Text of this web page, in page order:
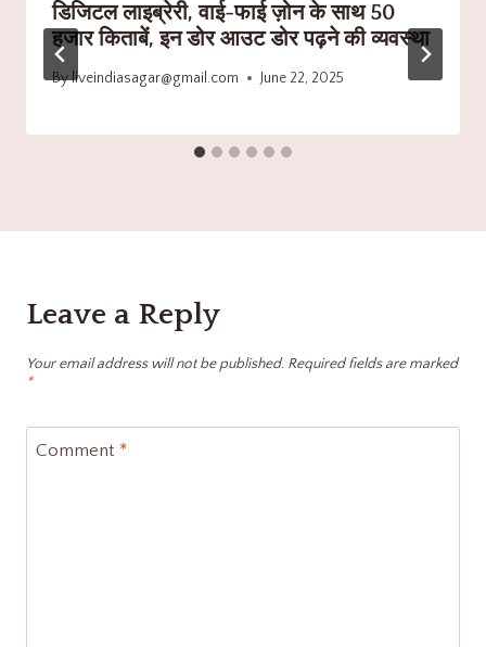
डिजिटल लाइब्रेरी, वाई-फाई ज़ोन के साथ 50
हजार किताबें, इन डोर आउट डोर पढ़ने की व्यवस्था
Byliveindiasagar@gmail.com June 22, 2025
Leave a Reply
Your email address will not be published. Required fields are marked
*
Comment *